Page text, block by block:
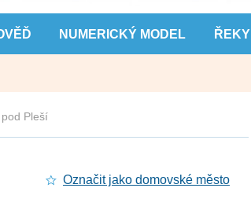
NUMERICKÝ MODEL ŘEKY
Pleší
Označit jako domovské město